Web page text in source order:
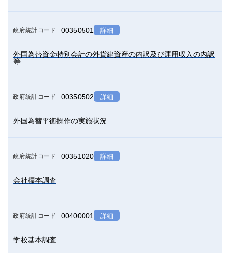
政府統計コード 00350501 詳細
外国為替資金特別会計の外貨建資産の内訳及び運用収入の内訳
等
政府統計コード 00350502 詳細
外国為替平衡操作の実施状況
政府統計コード 00351020 詳細
会社標本調査
政府統計コード 00400001 詳細
学校基本調査